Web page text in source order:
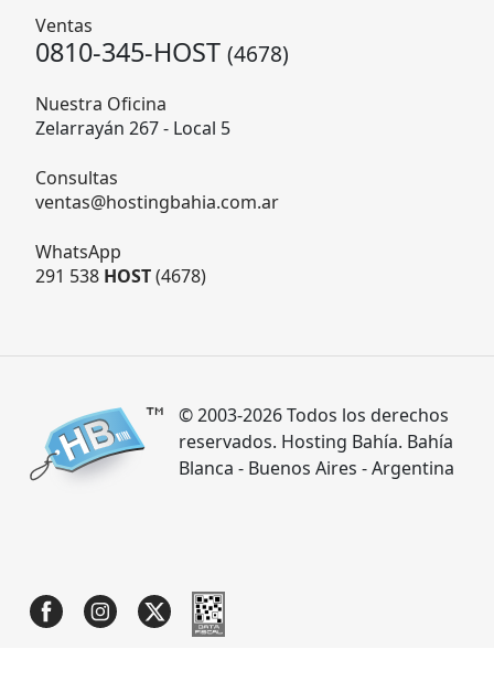
Ventas
0810-345-HOST (4678)
Nuestra Oficina
Zelarrayán 267 - Local 5
Consultas
ventas@hostingbahia.com.ar
WhatsApp
291 538 HOST(4678)
© 2003-2026 Todos los derechos
reservados. Hosting Bahía. Bahía
Blanca - Buenos Aires - Argentina